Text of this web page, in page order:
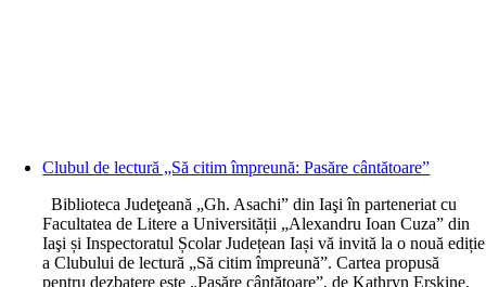
Clubul de lectură „Să citim împreună: Pasăre cântătoare”
Biblioteca Judeţeană „Gh. Asachi” din Iaşi în parteneriat cu
Facultatea de Litere a Universității „Alexandru Ioan Cuza” din
Iaşi și Inspectoratul Școlar Județean Iași vă invită la o nouă ediție
a Clubului de lectură „Să citim împreună”. Cartea propusă
pentru dezbatere este „Pasăre cântătoare”, de Kathryn Erskine,